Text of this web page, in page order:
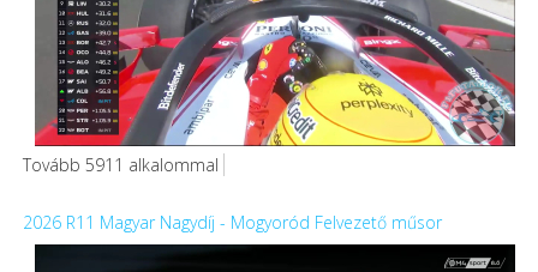
Tovább 5911 alkalommal
2026 R11 Magyar Nagydíj - Mogyoród Felvezető műsor